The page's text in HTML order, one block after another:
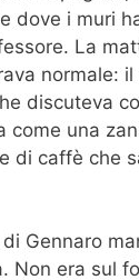
dove i muri
La
normale: il
discuteva
come una
di caffè che
Gennaro
Non era sul